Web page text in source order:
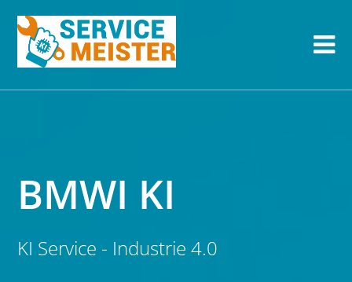
BMWI KI
KI Service - Industrie 4.0